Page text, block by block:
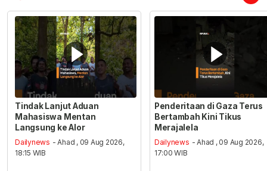
Tindak Lanjut Aduan
Mahasiswa Mentan
Langsung ke Alor
Dailynews - Ahad , 09 Aug 2026,
18:15 WIB
Penderitaan di Gaza Terus
Bertambah Kini Tikus
Merajalela
Dailynews - Ahad , 09 Aug 2026,
17:00 WIB